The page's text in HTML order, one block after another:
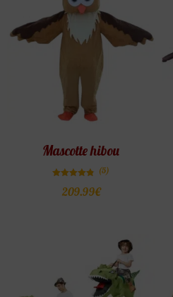
Mascotte hibou
4.80
(5)
209.99€